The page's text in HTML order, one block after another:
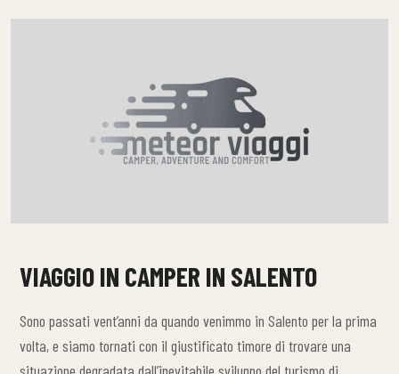
VIAGGIO IN CAMPER IN SALENTO
Sono passati vent’anni da quando venimmo in Salento per la prima
volta, e siamo tornati con il giustificato timore di trovare una